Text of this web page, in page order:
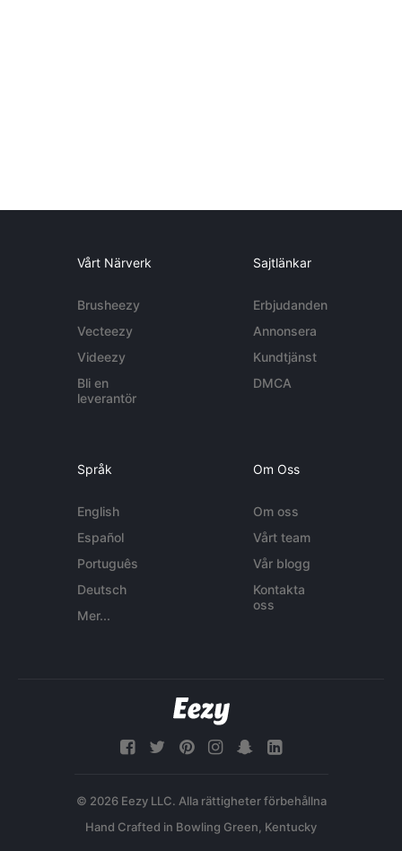
Vårt Närverk
Brusheezy
Vecteezy
Videezy
Bli en
leverantör
Sajtlänkar
Erbjudanden
Annonsera
Kundtjänst
DMCA
Språk
English
Español
Português
Deutsch
Mer...
Om Oss
Om oss
Vårt team
Vår blogg
Kontakta
oss
© 2026 Eezy LLC. Alla rättigheter förbehållna